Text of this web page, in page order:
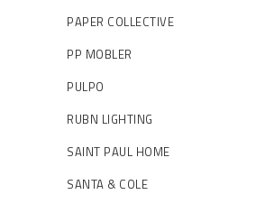
PAPER COLLECTIVE
PP MOBLER
PULPO
RUBN LIGHTING
SAINT PAUL HOME
SANTA & COLE